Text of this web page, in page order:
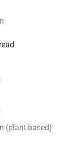
(plant based)